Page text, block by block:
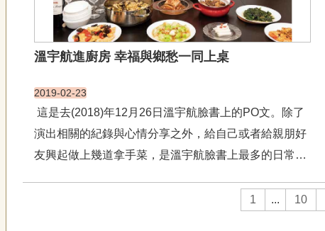
溫宇航進廚房 幸福與鄉愁一同上桌
2019-02-23
這是去(2018)年12月26日溫宇航臉書上的PO文。除了
演出相關的紀錄與心情分享之外，給自己或者給親朋好
友興起做上幾道拿手菜，是溫宇航臉書上最多的日常。
夠親睹溫宇航走出舞臺上讓人笑淚交織的角色，走入廚
1 ... 10